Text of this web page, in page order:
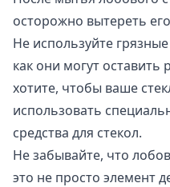
осторожно вытереть
Не используйте
как они могут оставить
хотите, чтобы ваше
использовать
средства для стекол.
Не забывайте, что
это не просто элемент